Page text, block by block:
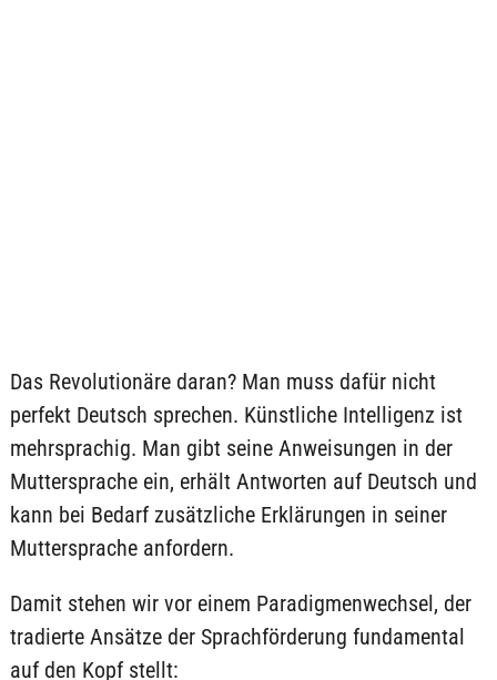
Das Revolutionäre daran? Man muss dafür nicht
perfekt Deutsch sprechen. Künstliche Intelligenz ist
mehrsprachig. Man gibt seine Anweisungen in der
Muttersprache ein, erhält Antworten auf Deutsch und
kann bei Bedarf zusätzliche Erklärungen in seiner
Muttersprache anfordern.
Damit stehen wir vor einem Paradigmenwechsel, der
tradierte Ansätze der Sprachförderung fundamental
auf den Kopf stellt: